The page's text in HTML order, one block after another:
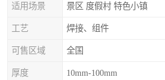
适用场景 景区 度假村 特色小镇
工艺 焊接、组件
可售区域 全国
厚度 10mm-100mm